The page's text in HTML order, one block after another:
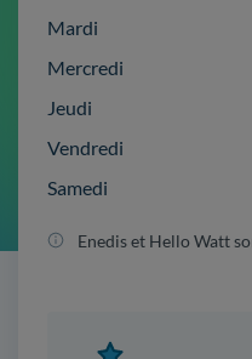
Mardi
Mercredi
Jeudi
Vendredi
Samedi
Enedis et Hello Watt